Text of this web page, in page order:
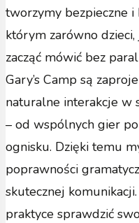
tworzymy bezpieczne
którym zarówno
zacząć mówić bez
Gary’s Camp są
naturalne interakcje w
– od wspólnych gier
ognisku. Dzięki temu
poprawności
skutecznej
praktyce sprawdzić